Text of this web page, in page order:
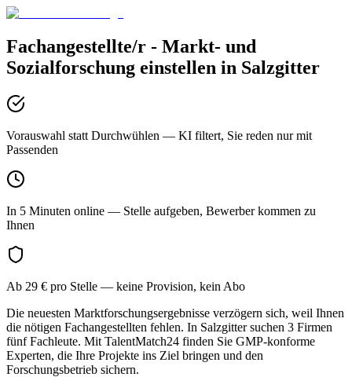
Fachangestellte/r - Markt- und
Sozialforschung einstellen in Salzgitter
Vorauswahl statt Durchwühlen — KI filtert, Sie reden nur mit
Passenden
In 5 Minuten online — Stelle aufgeben, Bewerber kommen zu
Ihnen
Ab 29 € pro Stelle — keine Provision, kein Abo
Die neuesten Marktforschungsergebnisse verzögern sich, weil Ihnen
die nötigen Fachangestellten fehlen. In Salzgitter suchen 3 Firmen
fünf Fachleute. Mit TalentMatch24 finden Sie GMP-konforme
Experten, die Ihre Projekte ins Ziel bringen und den
Forschungsbetrieb sichern.